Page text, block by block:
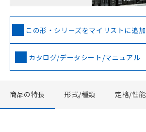
この形・シリーズをマイリストに追加
カタログ/データシート/マニュアル
商品の特長 形式/種類 定格/性能